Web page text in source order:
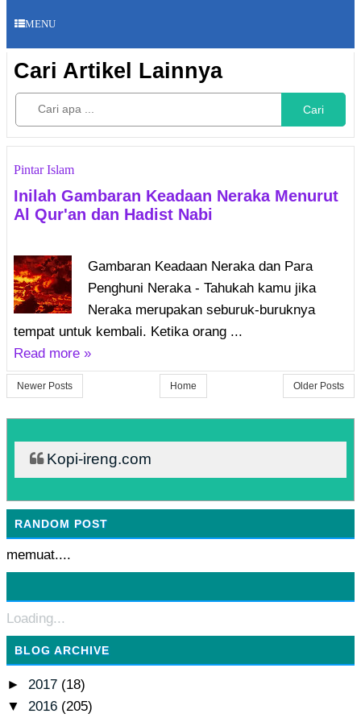
MENU
Cari Artikel Lainnya
Cari
Pintar Islam
Inilah Gambaran Keadaan Neraka Menurut
Al Qur'an dan Hadist Nabi
Gambaran Keadaan Neraka dan Para
Penghuni Neraka - Tahukah kamu jika
Neraka merupakan seburuk-buruknya
tempat untuk kembali. Ketika orang ...
Read more »
Newer Posts Older Posts
Home
Kopi-ireng.com
RANDOM POST
memuat....
Loading...
BLOG ARCHIVE
► 2017 (18)
▼ 2016 (205)